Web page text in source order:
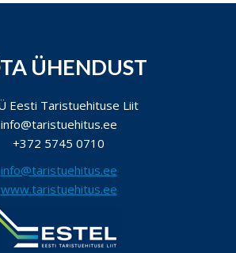
ÜHENDUST
Eesti Taristuehituse Liit
info@taristuehitus.ee
+372 5745 0710
info@taristuehitus.ee
www.taristuehitus.ee